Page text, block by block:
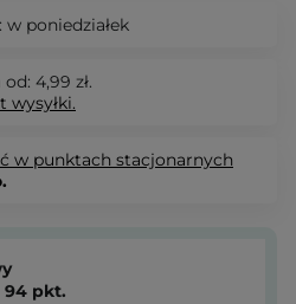
w poniedziałek
4,99 zł.
wysyłki.
w punktach stacjonarnych
94 pkt.